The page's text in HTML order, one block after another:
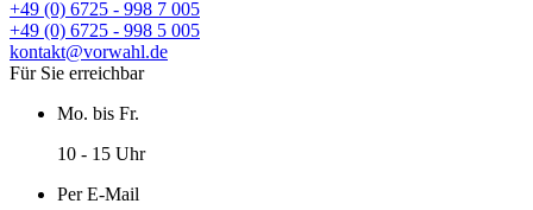
+49 (0) 6725 - 998 7 005
+49 (0) 6725 - 998 5 005
kontakt@vorwahl.de
Für Sie erreichbar
Mo. bis Fr.
10 - 15 Uhr
Per E-Mail